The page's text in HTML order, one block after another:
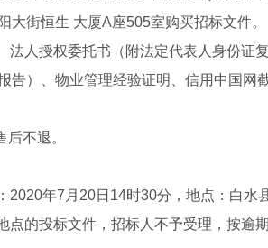
大街恒生 大厦A座505室购买招标文件。
法人授权委托书（附法定代表人身份证
告）、物业管理经验证明、信用中国网
不退。
2020年7月20日14时30分，地点：白水
点的投标文件，招标人不予受理，按逾期